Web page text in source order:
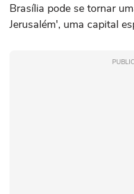
Brasília pode se tornar
Jerusalém', uma capital